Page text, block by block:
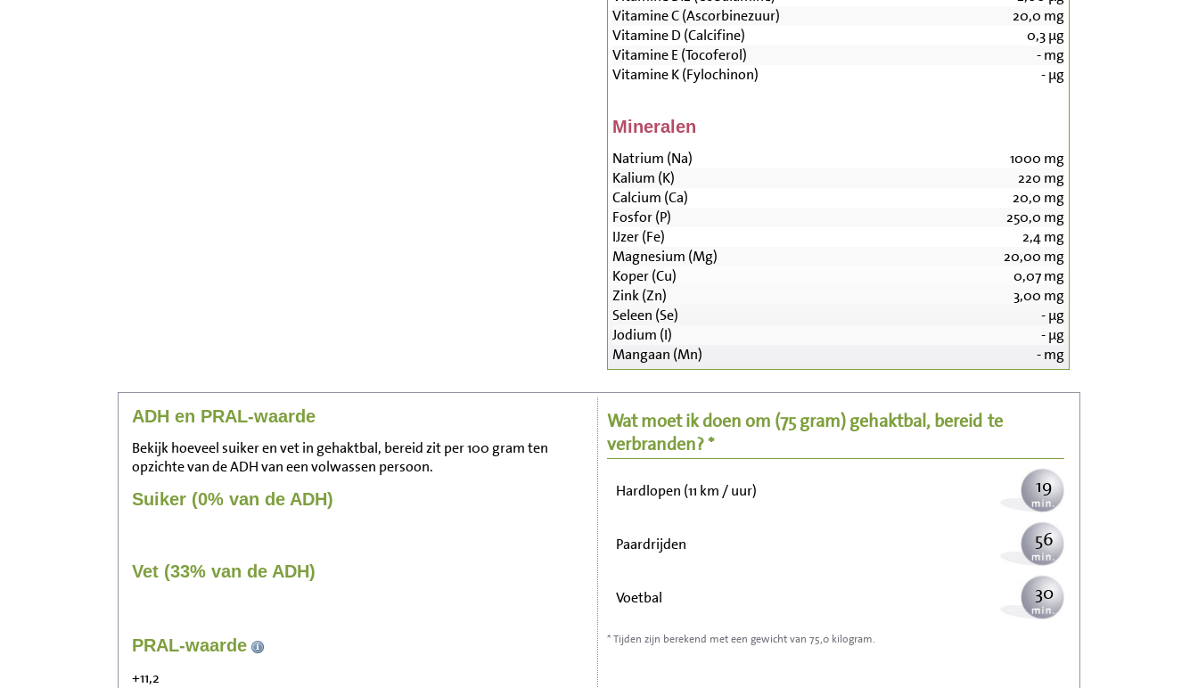
Vitamine C (Ascorbinezuur)
20,0 mg
Vitamine D (Calcifine)
0,3µg
Vitamine E (Tocoferol)
-mg
Vitamine K (Fylochinon)
-µg
Mineralen
Natrium (Na) 1000 mg
Kalium (K)
220 mg
Calcium (Ca)
20,0 mg
Fosfor (P)
250,0 mg
IJzer (Fe)
2,4mg
Magnesium (Mg)
20,00 mg
Koper (Cu)
0,07mg
Zink (Zn)
3,00 mg
Seleen (Se)
-µg
Jodium (I)
-µg
Mangaan (Mn)
-mg
ADH en PRAL-waarde
Bekijk hoeveel suiker en vet in gehaktbal, bereid zit per 100 gram ten
opzichte van de ADH van een volwassen persoon.
Suiker (0% van de ADH)
Vet (33% van de ADH)
PRAL-waarde
+11,2
Wat moet ik doen om (75 gram)gehaktbal, bereid te
verbranden? *
Zitten, tv kijken 203
Wandelen (5 km/uur)
Hardlopen (11 km / uur) 19
Paardrijden 56
Voetbal 30
Stofzuigen
* Tijden zijn berekend met een gewicht van 75,0 kilogram.